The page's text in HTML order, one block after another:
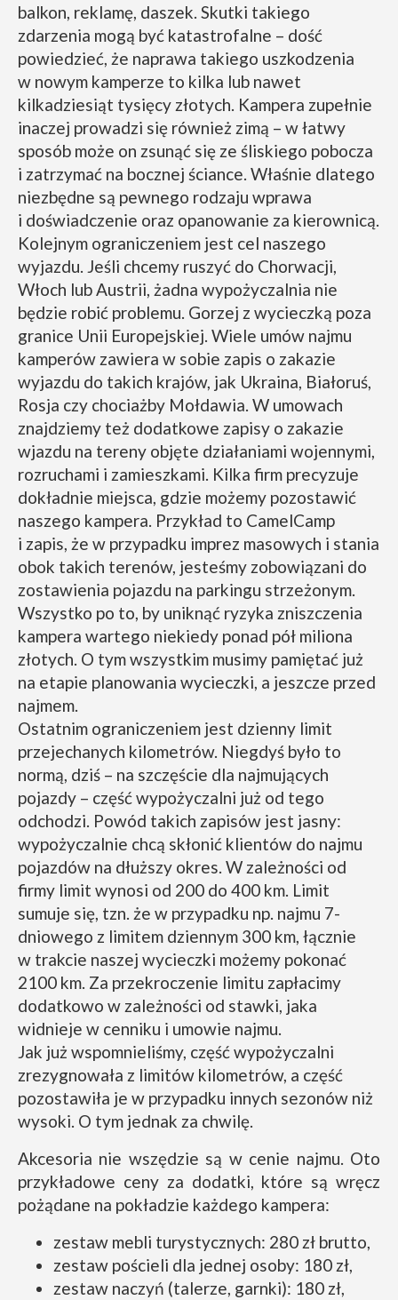
balkon, reklamę, daszek. Skutki takiego
zdarzenia mogą być katastrofalne – dość
powiedzieć, że naprawa takiego uszkodzenia
w nowym kamperze to kilka lub nawet
kilkadziesiąt tysięcy złotych. Kampera zupełnie
inaczej prowadzi się również zimą – w łatwy
sposób może on zsunąć się ze śliskiego pobocza
i zatrzymać na bocznej ściance. Właśnie dlatego
niezbędne są pewnego rodzaju wprawa
i doświadczenie oraz opanowanie za kierownicą.
Kolejnym ograniczeniem jest cel naszego
wyjazdu. Jeśli chcemy ruszyć do Chorwacji,
Włoch lub Austrii, żadna wypożyczalnia nie
będzie robić problemu. Gorzej z wycieczką poza
granice Unii Europejskiej. Wiele umów najmu
kamperów zawiera w sobie zapis o zakazie
wyjazdu do takich krajów, jak Ukraina, Białoruś,
Rosja czy chociażby Mołdawia. W umowach
znajdziemy też dodatkowe zapisy o zakazie
wjazdu na tereny objęte działaniami wojennymi,
rozruchami i zamieszkami. Kilka firm precyzuje
dokładnie miejsca, gdzie możemy pozostawić
naszego kampera. Przykład to CamelCamp
i zapis, że w przypadku imprez masowych i stania
obok takich terenów, jesteśmy zobowiązani do
zostawienia pojazdu na parkingu strzeżonym.
Wszystko po to, by uniknąć ryzyka zniszczenia
kampera wartego niekiedy ponad pół miliona
złotych. O tym wszystkim musimy pamiętać już
na etapie planowania wycieczki, a jeszcze przed
najmem.
Ostatnim ograniczeniem jest dzienny limit
przejechanych kilometrów. Niegdyś było to
normą, dziś – na szczęście dla najmujących
pojazdy – część wypożyczalni już od tego
odchodzi. Powód takich zapisów jest jasny:
wypożyczalnie chcą skłonić klientów do najmu
pojazdów na dłuższy okres. W zależności od
firmy limit wynosi od 200 do 400 km. Limit
sumuje się, tzn. że w przypadku np. najmu 7-
dniowego z limitem dziennym 300 km, łącznie
w trakcie naszej wycieczki możemy pokonać
2100 km. Za przekroczenie limitu zapłacimy
dodatkowo w zależności od stawki, jaka
widnieje w cenniku i umowie najmu.
Jak już wspomnieliśmy, część wypożyczalni
zrezygnowała z limitów kilometrów, a część
pozostawiła je w przypadku innych sezonów niż
wysoki. O tym jednak za chwilę.
Akcesoria nie wszędzie są w cenie najmu. Oto
przykładowe ceny za dodatki, które są wręcz
pożądane na pokładzie każdego kampera:
zestaw mebli turystycznych: 280 zł brutto,
zestaw pościeli dla jednej osoby: 180 zł,
zestaw naczyń (talerze, garnki): 180 zł,